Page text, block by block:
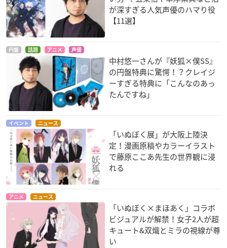
が深すぎる人気声優のハマり役
【11選】
円盤 話題 アニメ 声優
中村悠一さんが『妖狐×僕SS』
の円盤特典に驚愕！？クレイジ
ーすぎる特典に「こんなのあっ
たんですね」
イベント ニュース
「いぬぼく展」が大阪上陸決
定！漫画原稿やカラーイラスト
で藤原ここあ先生の世界観に浸
れる
アニメ ニュース
「いぬぼく×まほあく」コラボ
ビジュアルが解禁！女子2人が超
キュート&双熾とミラの視線が尊
い